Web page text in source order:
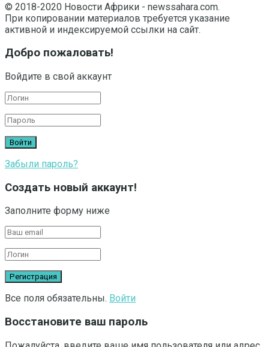
© 2018-2020 Новости Африки - newssahara.com.
При копировании материалов требуется указание
активной и индексируемой ссылки на сайт.
Добро пожаловать!
Войдите в свой аккаунт
Забыли пароль?
Создать новый аккаунт!
Заполните форму ниже
Все поля обязательны. Войти
Восстановите ваш пароль